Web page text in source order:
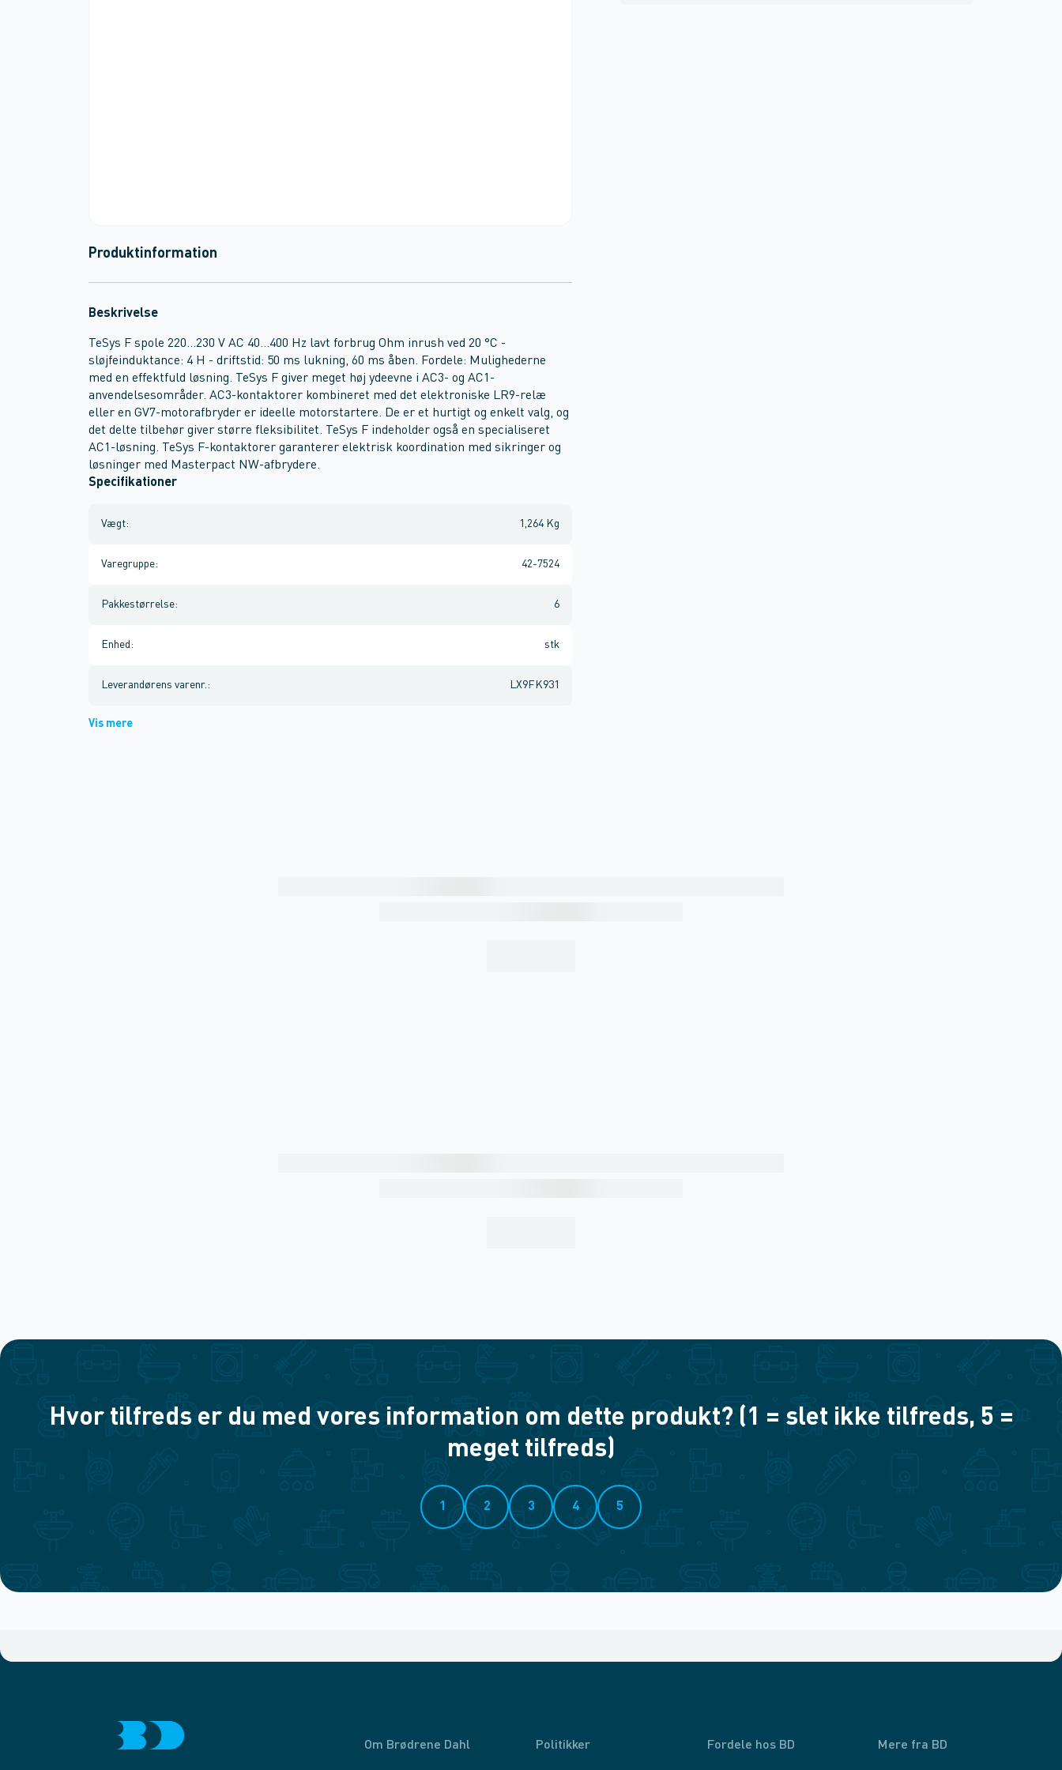
Produktinformation
Beskrivelse
TeSys F spole 220...230 V AC 40...400 Hz lavt forbrug Ohm inrush ved 20 °C -
sløjfeinduktance: 4 H - driftstid: 50 ms lukning, 60 ms åben. Fordele: Mulighederne
med en effektfuld løsning. TeSys F giver meget høj ydeevne i AC3- og AC1-
anvendelsesområder. AC3-kontaktorer kombineret med det elektroniske LR9-relæ
eller en GV7-motorafbryder er ideelle motorstartere. De er et hurtigt og enkelt valg, og
det delte tilbehør giver større fleksibilitet. TeSys F indeholder også en specialiseret
AC1-løsning. TeSys F-kontaktorer garanterer elektrisk koordination med sikringer og
løsninger med Masterpact NW-afbrydere.
Specifikationer
Vægt: 1,264 Kg
Varegruppe: 42-7524
Pakkestørrelse: 6
Enhed : stk
Leverandørens varenr. : LX9FK931
Vis mere
Hvor tilfreds er du med vores information om dette produkt? (1 = slet ikke tilfreds, 5 =
meget tilfreds)
1 2 3 4 5
Om Brødrene Dahl Politikker Fordele hos BD Mere fra BD